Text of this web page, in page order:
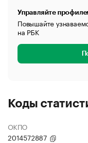
Управляйте
Повышайте
на РБК
Коды
ОКПО
2014572887